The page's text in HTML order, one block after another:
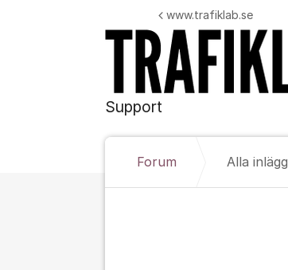
Support
www.trafiklab.se
Forum Alla inlägg